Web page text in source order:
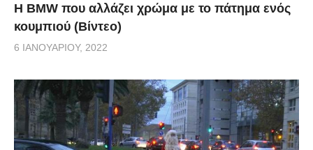
Η BMW που αλλάζει χρώμα με το πάτημα ενός
κουμπιού (Βίντεο)
6 ΙΑΝΟΥΑΡΊΟΥ, 2022